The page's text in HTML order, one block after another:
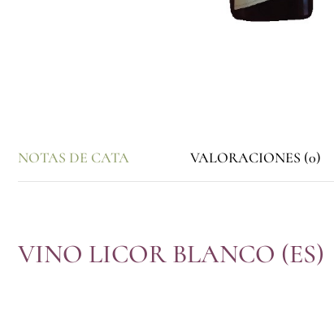
NOTAS DE CATA VALORACIONES (0)
VINO LICOR BLANCO (ES)